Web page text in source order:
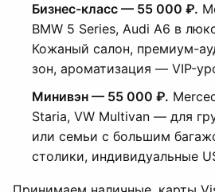
Бизнес-класс — 55 000 ₽.
BMW 5 Series, Audi A6 в
Кожаный салон, премиум-
зон, ароматизация — VIP-
Минивэн — 55 000 ₽.
Staria, VW Multivan — для
или семьи с большим
столики, индивидуальные